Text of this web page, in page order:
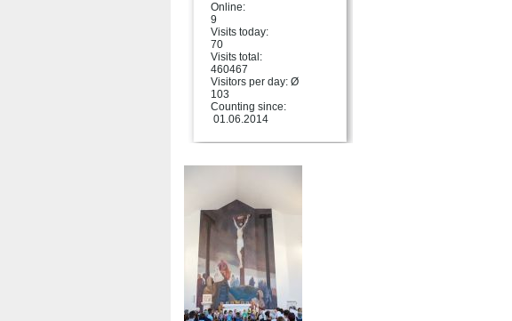
Online:
9
Visits today:
70
Visits total:
460467
Visitors per day: Ø
103
Counting since:
01.06.2014